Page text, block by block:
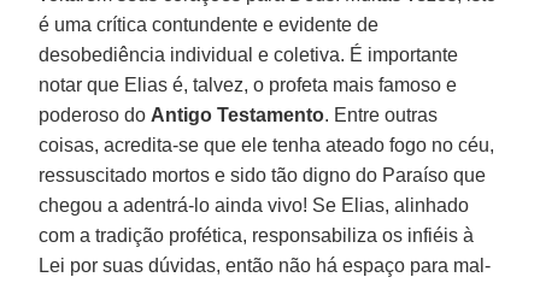
é uma crítica contundente e evidente de
desobediência individual e coletiva. É importante
notar que Elias é, talvez, o profeta mais famoso e
poderoso do Antigo Testamento. Entre outras
coisas, acredita-se que ele tenha ateado fogo no céu,
ressuscitado mortos e sido tão digno do Paraíso que
chegou a adentrá-lo ainda vivo! Se Elias, alinhado
com a tradição profética, responsabiliza os infiéis à
Lei por suas dúvidas, então não há espaço para mal-